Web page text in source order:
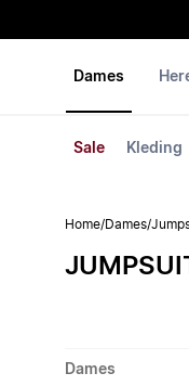
Dames
Sale Kleding
Home/Dames/
Dames